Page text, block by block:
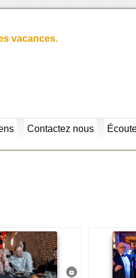
vacances.
Contactez nous